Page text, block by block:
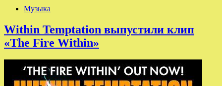
Музыка
Within Temptation выпустили клип
«The Fire Within»